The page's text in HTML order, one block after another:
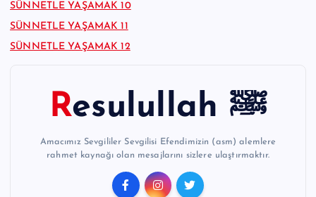
SÜNNETLE YAŞAMAK 10
SÜNNETLE YAŞAMAK 11
SÜNNETLE YAŞAMAK 12
Resulullah ﷺ
Amacımız Sevgililer Sevgilisi Efendimizin (asm) alemlere
rahmet kaynağı olan mesajlarını sizlere ulaştırmaktır.